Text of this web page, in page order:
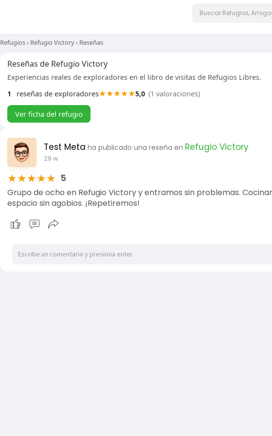
Refugios› Refugio Victory› Reseñas
Reseñas de Refugio Victory
Experiencias reales de exploradores en el libro de visitas de Refugios Libres.
1
reseñas de exploradores★★★★★5,0 (1 valoraciones)
Ver ficha del refugio
Test Meta ha publicado una reseña en Refugio Victory
29 w
★★★★★ 5
Grupo de ocho en Refugio Victory y entramos sin problemas.
espacio sin agobios. ¡Repetiremos!